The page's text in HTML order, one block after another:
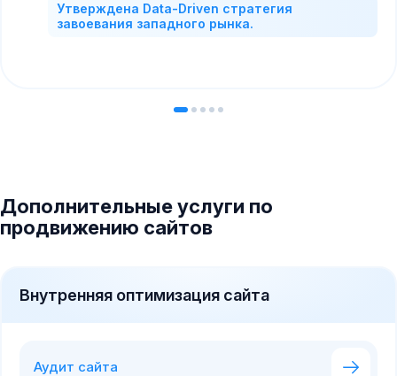
Утверждена Data-Driven стратегия
завоевания западного рынка.
Дополнительные услуги по
продвижению сайтов
Внутренняя оптимизация сайта
Аудит сайта